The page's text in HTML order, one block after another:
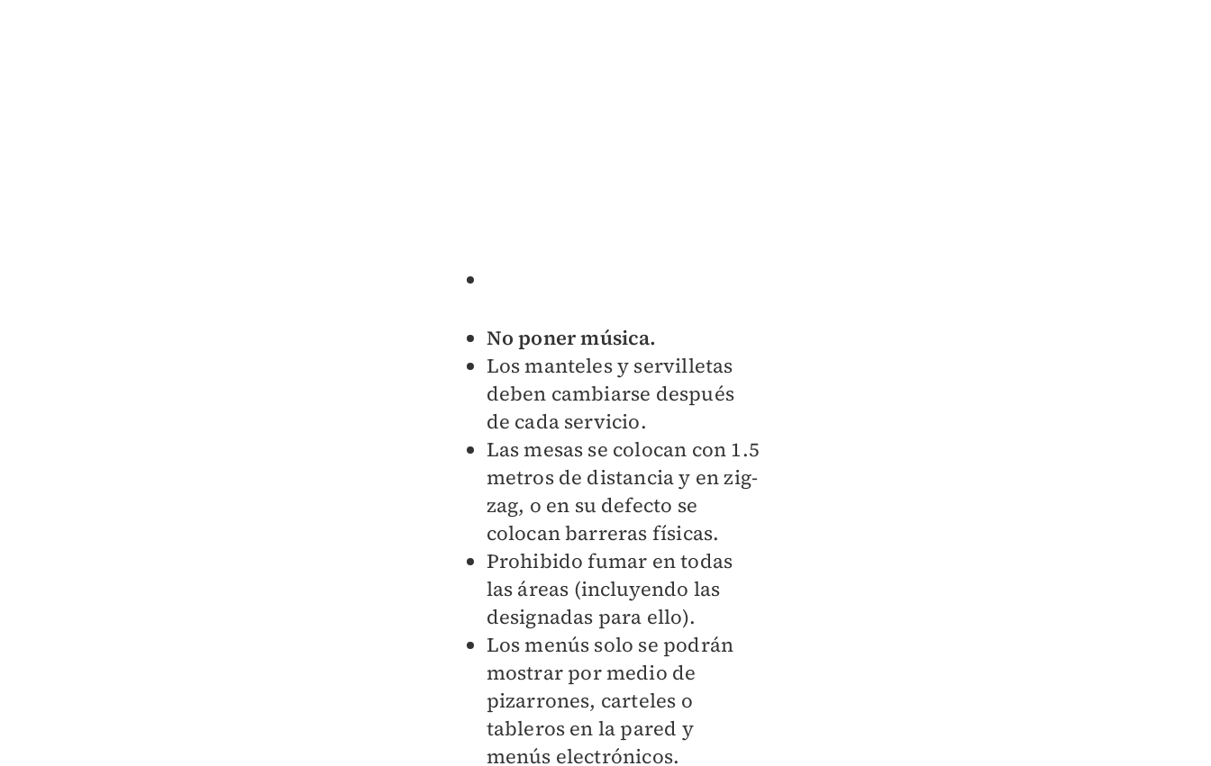
No poner música.
Los manteles y servilletas
deben cambiarse después
de cada servicio.
Las mesas se colocan con 1.5
metros de distancia y en zig-
zag, o en su defecto se
colocan barreras físicas.
Prohibido fumar en todas
las áreas (incluyendo las
designadas para ello).
Los menús solo se podrán
mostrar por medio de
pizarrones, carteles o
tableros en la pared y
menús electrónicos.